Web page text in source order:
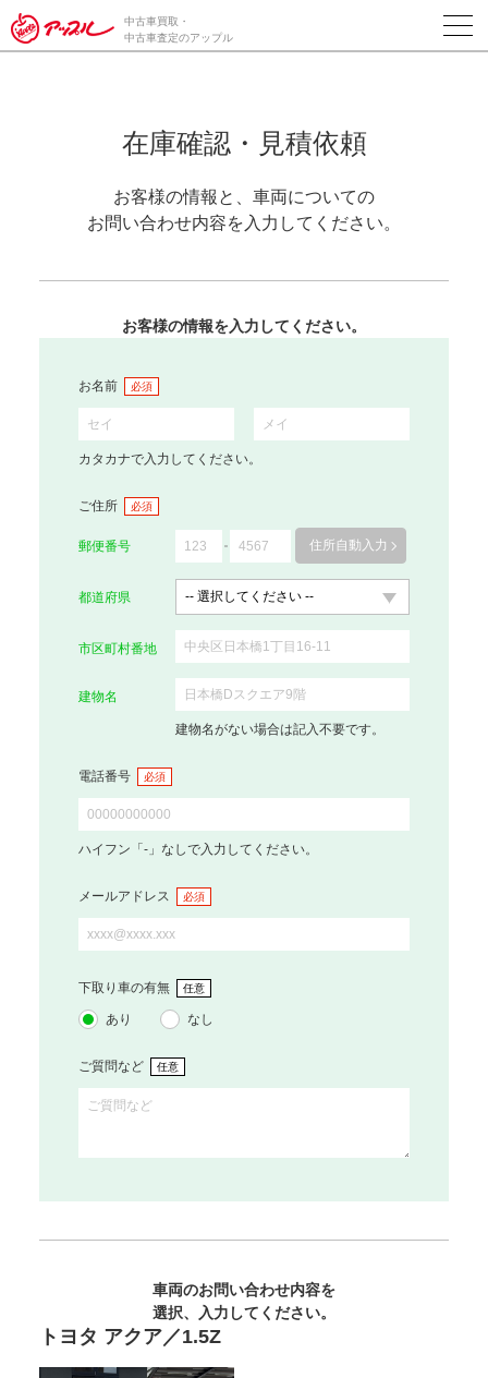
中古車買取・
中古車査定のアップル
在庫確認・見積依頼
お客様の情報と、車両についての
お問い合わせ内容を入力してください。
お客様の情報を入力してください。
お名前 必須
カタカナで入力してください。
ご住所 必須
郵便番号 住所自動入力
都道府県
市区町村番地
建物名
建物名がない場合は記入不要です。
電話番号 必須
ハイフン「-」なしで入力してください。
メールアドレス 必須
下取り車の有無 任意
あり なし
ご質問など 任意
車両のお問い合わせ内容を
選択、入力してください。
トヨタ アクア／1.5Z